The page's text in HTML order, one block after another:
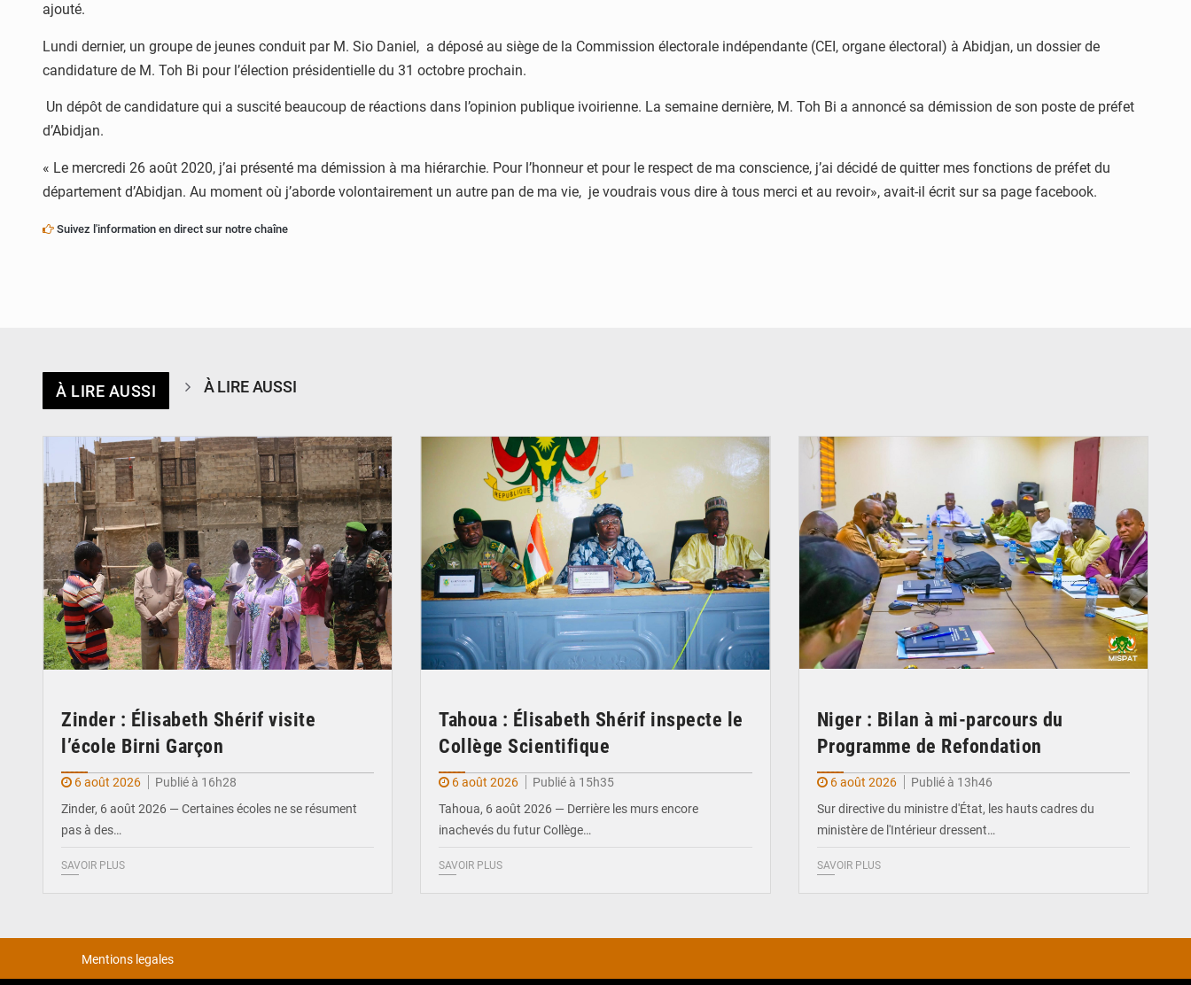
ajouté.
Lundi dernier, un groupe de jeunes conduit par M. Sio Daniel, a déposé au siège de la Commission électorale indépendante (CEI, organe électoral) à Abidjan, un dossier de
candidature de M. Toh Bi pour l’élection présidentielle du 31 octobre prochain.
Un dépôt de candidature qui a suscité beaucoup de réactions dans l’opinion publique ivoirienne. La semaine dernière, M. Toh Bi a annoncé sa démission de son poste de préfet
d’Abidjan.
« Le mercredi 26 août 2020, j’ai présenté ma démission à ma hiérarchie. Pour l’honneur et pour le respect de ma conscience, j’ai décidé de quitter mes fonctions de préfet du
département d’Abidjan. Au moment où j’aborde volontairement un autre pan de ma vie, je voudrais vous dire à tous merci et au revoir», avait-il écrit sur sa page facebook.
Suivez l'information en direct sur notre chaîne
À LIRE AUSSI À LIRE AUSSI
Zinder : Élisabeth Shérif visite
l’école Birni Garçon
6 août 2026
Publié à 16h28
Zinder, 6 août 2026 — Certaines écoles ne se résument
pas à des…
SAVOIR PLUS
Tahoua : Élisabeth Shérif inspecte le
Collège Scientifique
6 août 2026
Publié à 15h35
Tahoua, 6 août 2026 — Derrière les murs encore
inachevés du futur Collège…
SAVOIR PLUS
Niger : Bilan à mi-parcours du
Programme de Refondation
6 août 2026
Publié à 13h46
Sur directive du ministre d'État, les hauts cadres du
ministère de l'Intérieur dressent…
SAVOIR PLUS
Mentions legales